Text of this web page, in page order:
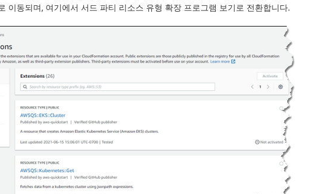
이동되며, 여기에서 서드 파티 리소스 유형 확장 프로그램 보기로 전환합니다.